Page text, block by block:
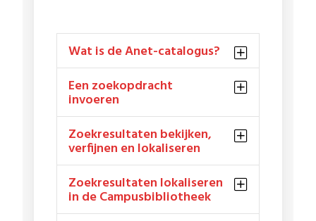
Wat is de Anet-catalogus?
Een zoekopdracht
invoeren
Zoekresultaten bekijken,
verfijnen en lokaliseren
Zoekresultaten lokaliseren
in de Campusbibliotheek